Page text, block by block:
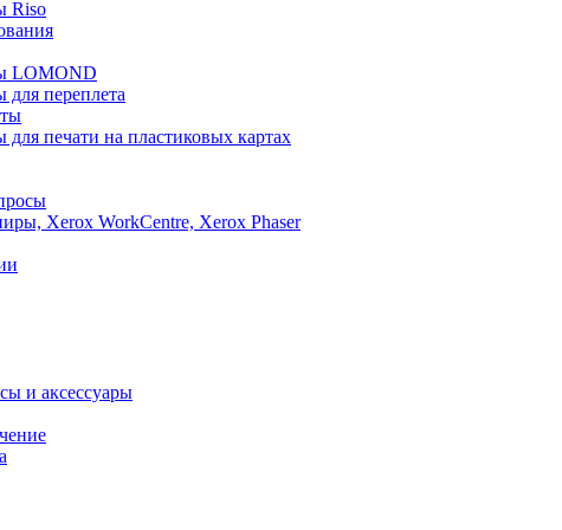
Riso
LOMOND
для переплета
для печати на пластиковых картах
Xerox WorkCentre, Xerox Phaser
и аксессуары